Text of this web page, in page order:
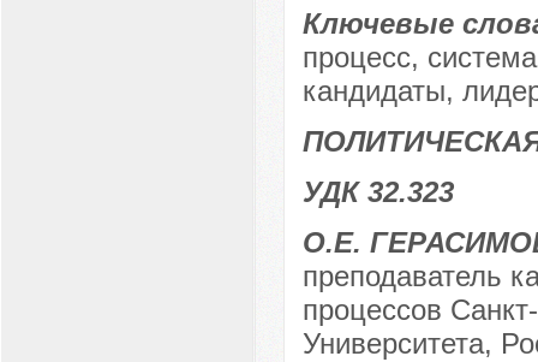
Ключевые
процесс,
кандидаты,
УДК 32.323
О.Е.
преподаватель
процессов
Университета,